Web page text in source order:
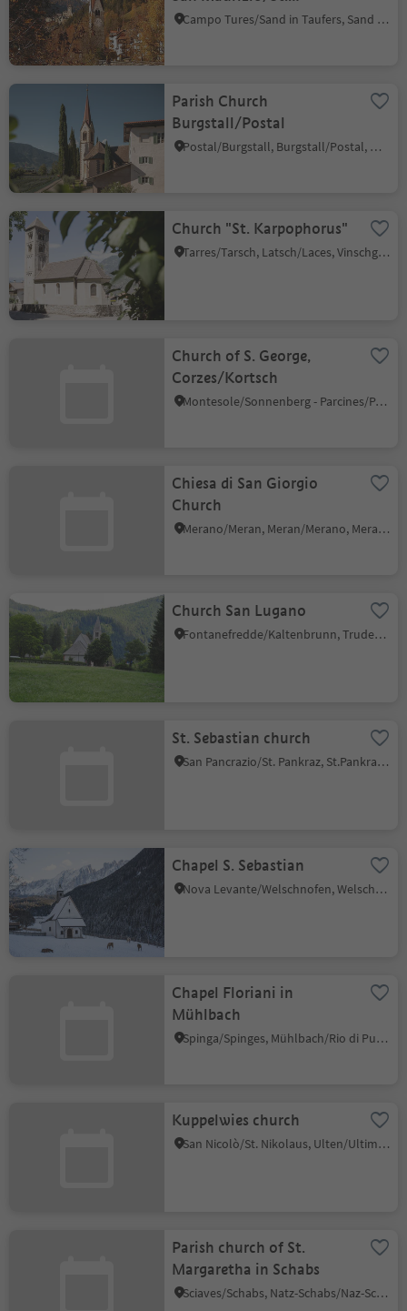
Moritzen
Campo Tures/Sand in Taufers, Sand in Taufers/Campo Tures, Ahrntal/Valle Aurina
Parish Church
Burgstall/Postal
Postal/Burgstall, Burgstall/Postal, Meran/Merano and environs
Church "St. Karpophorus"
Tarres/Tarsch, Latsch/Laces, Vinschgau/Val Venosta
Church of S. George,
Corzes/Kortsch
Montesole/Sonnenberg - Parcines/Partschins, Partschins/Parcines, Meran/Merano and environs
Chiesa di San Giorgio
Church
Merano/Meran, Meran/Merano, Meran/Merano and environs
Church San Lugano
Fontanefredde/Kaltenbrunn, Truden/Trodena
St. Sebastian church
San Pancrazio/St. Pankraz, St.Pankraz/San Pancrazio, Meran/Merano and environs
Chapel S. Sebastian
Nova Levante/Welschnofen, Welschnofen/Nova Levante, Dolomites Region Eggental
Chapel Floriani in
Mühlbach
Spinga/Spinges, Mühlbach/Rio di Pusteria, Brixen/Bressanone and environs
Kuppelwies church
San Nicolò/St. Nikolaus, Ulten/Ultimo, Meran/Merano and environs
Parish church of St.
Margaretha in Schabs
Sciaves/Schabs, Natz-Schabs/Naz-Sciaves, Brixen/Bressanone and environs